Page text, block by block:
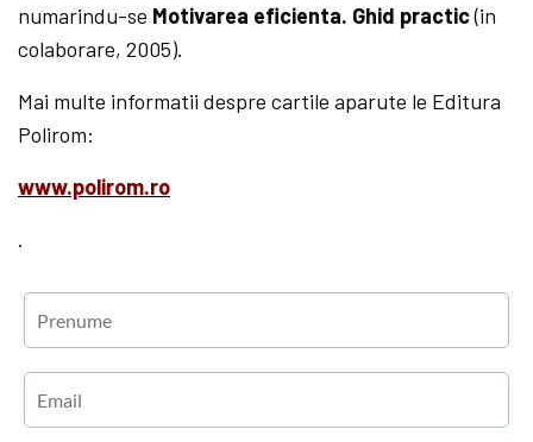
numarindu-se Motivarea eficienta. Ghid practic(in
colaborare, 2005).
Mai multe informatii despre cartile aparute le Editura
Polirom:
www.polirom.ro
.